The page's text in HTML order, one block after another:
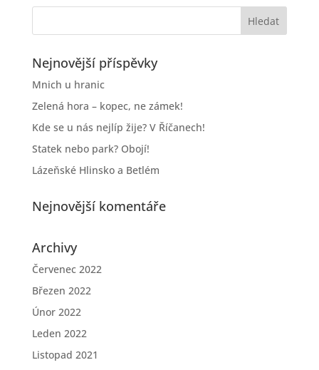
Nejnovější příspěvky
Mnich u hranic
Zelená hora – kopec, ne zámek!
Kde se u nás nejlíp žije? V Říčanech!
Statek nebo park? Obojí!
Lázeňské Hlinsko a Betlém
Nejnovější komentáře
Archivy
Červenec 2022
Březen 2022
Únor 2022
Leden 2022
Listopad 2021